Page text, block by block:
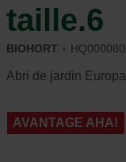
taille.6
BIOHORT
Abri de jardin
AVANTAGE AHA!